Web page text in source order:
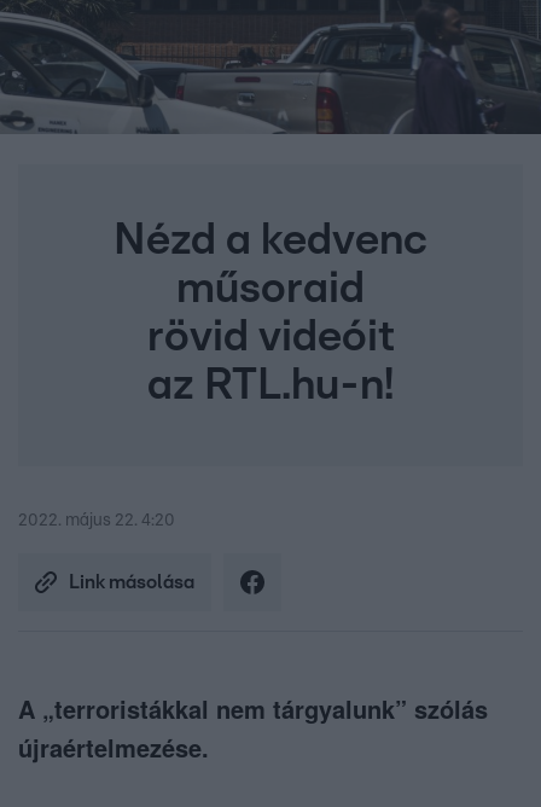
Nézd a kedvenc
műsoraid
rövid videóit
az RTL.hu-n!
2022. május 22. 4:20
Link másolása
A „terroristákkal nem tárgyalunk” szólás
újraértelmezése.